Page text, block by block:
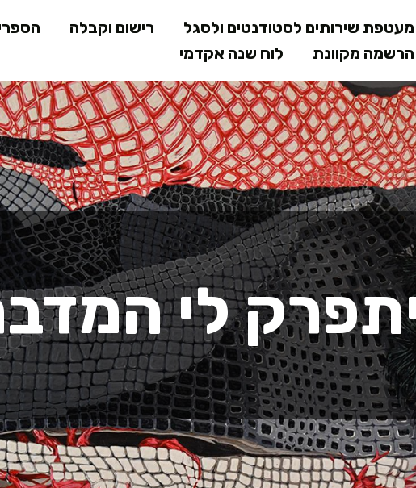
לתוכן
המרכזי
מעטפת שירותים לסטודנטים ולסגל רישום וקבלה
הרשמה מקוונת
לוח שנה אקדמי
לי